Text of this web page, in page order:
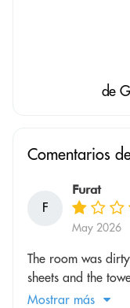
de
Comentarios
F
Furat
May 2026
The room was
sheets and the
Mostrar más